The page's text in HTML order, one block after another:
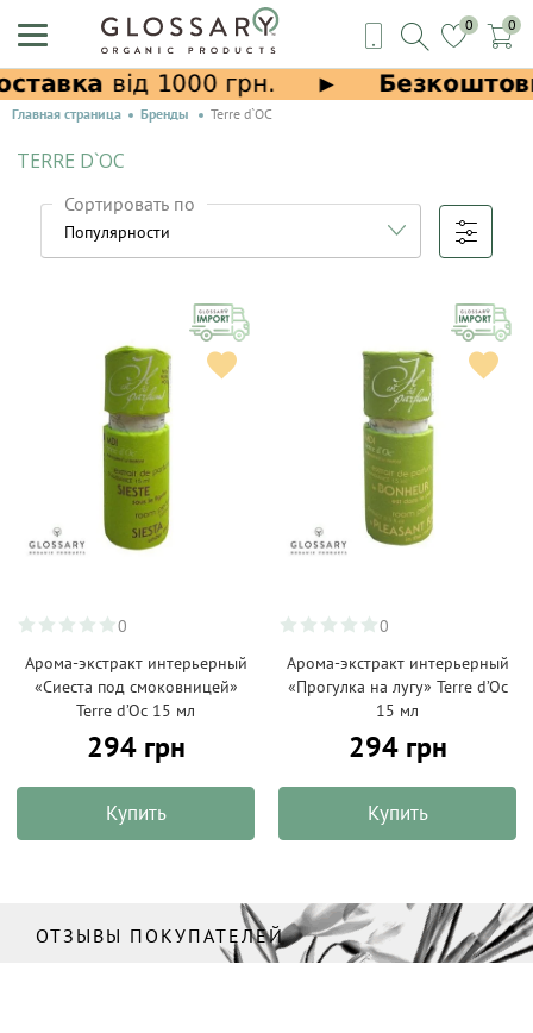
0 0
Главная страница Бренды Terre d`OC
TERRE D`OC
Сортировать по
0
Арома-экстракт интерьерный
«Сиеста под смоковницей»
Terre d’Oc 15 мл
294 грн
Купить
0
Арома-экстракт интерьерный
«Прогулка на лугу» Terre d’Oc
15 мл
294 грн
Купить
ОТЗЫВЫ ПОКУПАТЕЛЕЙ